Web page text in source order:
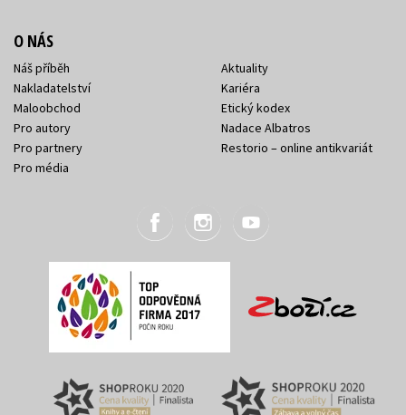
O NÁS
Náš příběh
Nakladatelství
Maloobchod
Pro autory
Pro partnery
Pro média
Aktuality
Kariéra
Etický kodex
Nadace Albatros
Restorio – online antikvariát